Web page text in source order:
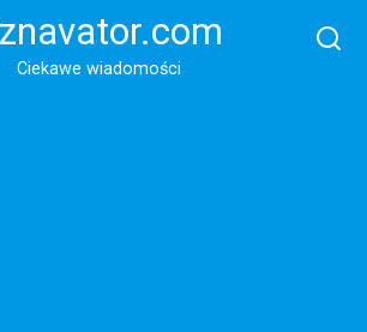
Ciekawe wiadomości